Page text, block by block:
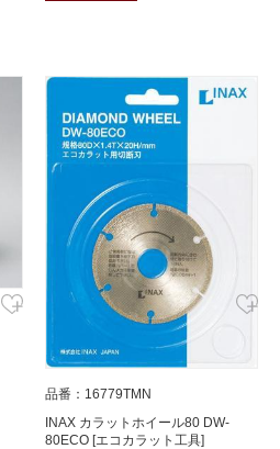
品番：16779TMN
INAX カラットホイール80 DW-
80ECO [エコカラット工具]